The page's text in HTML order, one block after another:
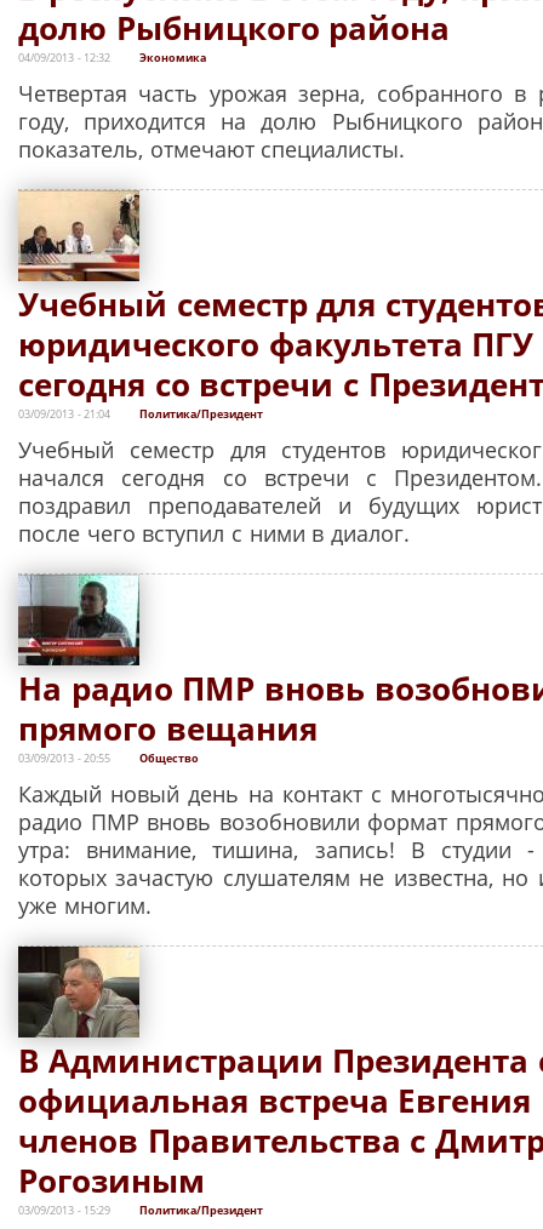
долю Рыбницкого района
04/09/2013 - 12:32 Экономика
Четвертая часть урожая зерна, собранного в
году, приходится на долю Рыбницкого
показатель, отмечают специалисты.
Учебный семестр для
юридического факультета ПГУ
сегодня со встречи с
03/09/2013 - 21:04 Политика/Президент
Учебный семестр для студентов
начался сегодня со встречи с
поздравил преподавателей и будущих
после чего вступил с ними в диалог.
На радио ПМР вновь
прямого вещания
03/09/2013 - 20:55 Общество
Каждый новый день на контакт с
радио ПМР вновь возобновили формат
утра: внимание, тишина, запись! В студии
которых зачастую слушателям не известна,
уже многим.
В Администрации Президента
официальная встреча
членов Правительства с
Рогозиным
03/09/2013 - 15:29 Политика/Президент